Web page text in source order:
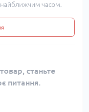
найближчим часом.
станьте
питання.